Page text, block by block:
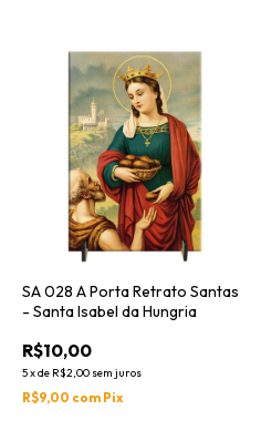
SA 028 A Porta Retrato Santas
- Santa Isabel da Hungria
R$10,00
5xde R$2,00 sem juros
R$9,00 com Pix